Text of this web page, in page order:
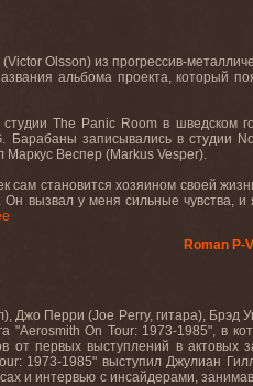
Olsson) из прогрессив-
альбома проекта, который
The Panic Room в шведском
записывались в студии
Маркус Веспер (Markus Vesper).
становится хозяином своей
вызвал у меня сильные чувства, и
Roman P-
),Джо Перри (Joe Perry, гитара), Брэд
"Aerosmith On Tour: 1973-1985",в
от первых выступлений в актовых
: 1973-1985" выступил Джулиан
и интервью с инсайдерами,